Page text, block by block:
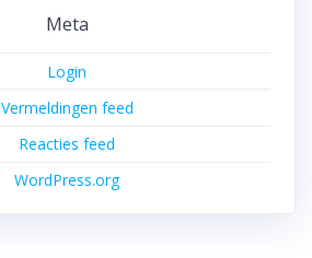
Meta
Login
Vermeldingen feed
Reacties feed
WordPress.org